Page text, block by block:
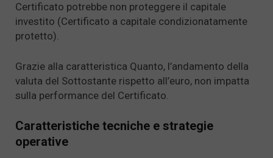
Certificato potrebbe non proteggere il capitale
investito (Certificato a capitale condizionatamente
protetto).
Grazie alla caratteristica Quanto, l’andamento della
valuta del Sottostante rispetto all’euro, non impatta
sulla performance del Certificato.
Caratteristiche tecniche e strategie
operative